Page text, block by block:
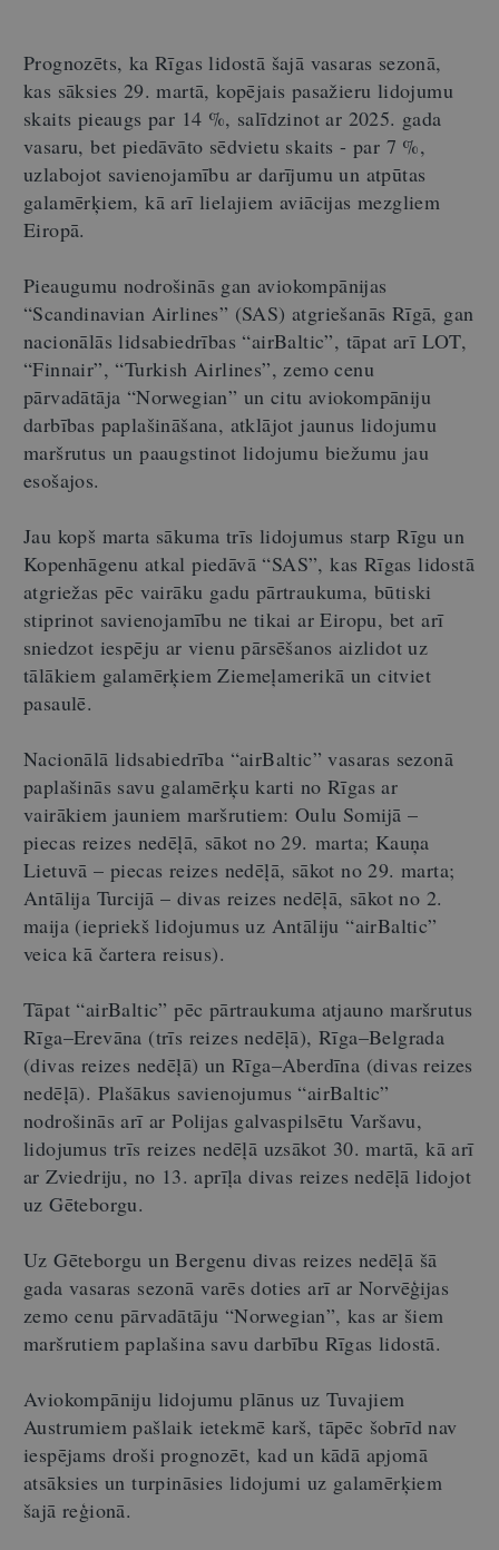
Prognozēts, ka Rīgas lidostā šajā vasaras sezonā,
kas sāksies 29. martā, kopējais pasažieru lidojumu
skaits pieaugs par 14 %, salīdzinot ar 2025. gada
vasaru, bet piedāvāto sēdvietu skaits - par 7 %,
uzlabojot savienojamību ar darījumu un atpūtas
galamērķiem, kā arī lielajiem aviācijas mezgliem
Eiropā.
Pieaugumu nodrošinās gan aviokompānijas
“Scandinavian Airlines” (SAS) atgriešanās Rīgā, gan
nacionālās lidsabiedrības “airBaltic”, tāpat arī LOT,
“Finnair”, “Turkish Airlines”, zemo cenu
pārvadātāja “Norwegian” un citu aviokompāniju
darbības paplašināšana, atklājot jaunus lidojumu
maršrutus un paaugstinot lidojumu biežumu jau
esošajos.
Jau kopš marta sākuma trīs lidojumus starp Rīgu un
Kopenhāgenu atkal piedāvā “SAS”, kas Rīgas lidostā
atgriežas pēc vairāku gadu pārtraukuma, būtiski
stiprinot savienojamību ne tikai ar Eiropu, bet arī
sniedzot iespēju ar vienu pārsēšanos aizlidot uz
tālākiem galamērķiem Ziemeļamerikā un citviet
pasaulē.
Nacionālā lidsabiedrība “airBaltic” vasaras sezonā
paplašinās savu galamērķu karti no Rīgas ar
vairākiem jauniem maršrutiem: Oulu Somijā –
piecas reizes nedēļā, sākot no 29. marta; Kauņa
Lietuvā – piecas reizes nedēļā, sākot no 29. marta;
Antālija Turcijā – divas reizes nedēļā, sākot no 2.
maija (iepriekš lidojumus uz Antāliju “airBaltic”
veica kā čartera reisus).
Tāpat “airBaltic” pēc pārtraukuma atjauno maršrutus
Rīga–Erevāna (trīs reizes nedēļā), Rīga–Belgrada
(divas reizes nedēļā) un Rīga–Aberdīna (divas reizes
nedēļā). Plašākus savienojumus “airBaltic”
nodrošinās arī ar Polijas galvaspilsētu Varšavu,
lidojumus trīs reizes nedēļā uzsākot 30. martā, kā arī
ar Zviedriju, no 13. aprīļa divas reizes nedēļā lidojot
uz Gēteborgu.
Uz Gēteborgu un Bergenu divas reizes nedēļā šā
gada vasaras sezonā varēs doties arī ar Norvēģijas
zemo cenu pārvadātāju “Norwegian”, kas ar šiem
maršrutiem paplašina savu darbību Rīgas lidostā.
Aviokompāniju lidojumu plānus uz Tuvajiem
Austrumiem pašlaik ietekmē karš, tāpēc šobrīd nav
iespējams droši prognozēt, kad un kādā apjomā
atsāksies un turpināsies lidojumi uz galamērķiem
šajā reģionā.